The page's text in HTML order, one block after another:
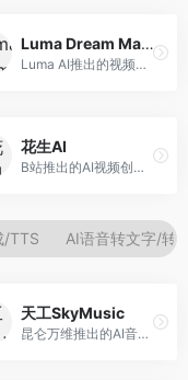
Luma Dream Machine
Luma AI推出的视频生成工具，专注于高质量视频创作。面向影视创作者和内容生产者，支持文生视频、图生视频，视频质量高，物理运动流畅自然。
花生AI
B站推出的AI视频创作工具，专注于短视频内容生成。面向B站创作者，支持视频生成、视频编辑等功能，与B站平台深度整合，创作效率高。
/TTS AI语音转文字/转
天工SkyMusic
昆仑万维推出的AI音乐创作平台，基于天工大模型。面向音乐创作者，支持歌词生成、旋律创作、音乐编曲等服务，中文音乐创作能力强。